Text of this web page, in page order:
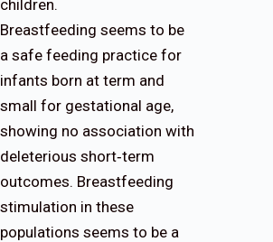
children.
Breastfeeding seems to be
a safe feeding practice for
infants born at term and
small for gestational age,
showing no association with
deleterious short‐term
outcomes. Breastfeeding
stimulation in these
populations seems to be a